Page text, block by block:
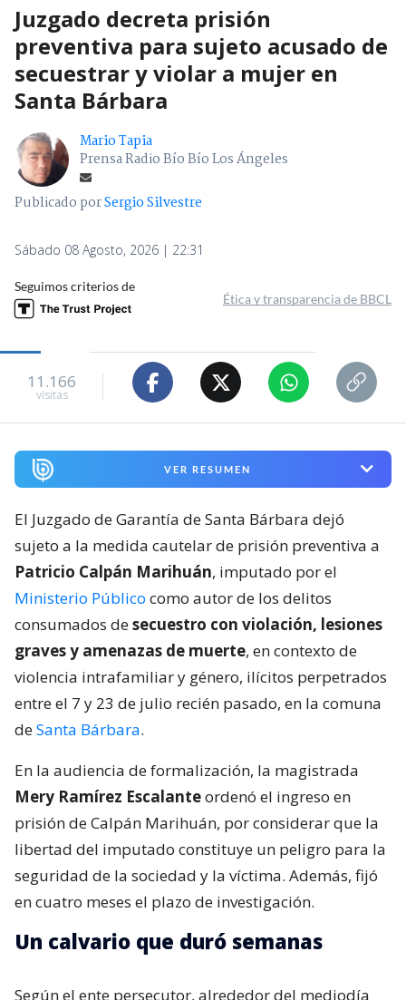
Juzgado decreta prisión
preventiva para sujeto acusado de
secuestrar y violar a mujer en
Santa Bárbara
Mario Tapia
Prensa Radio Bío Bío Los Ángeles
Publicado porSergio Silvestre
Sábado 08 Agosto, 2026 | 22:31
Seguimos criterios de
Ética y transparencia de BBCL
11.166
visitas
VER RESUMEN
El Juzgado de Garantía de Santa Bárbara dejó
sujeto a la medida cautelar de prisión preventiva a
Patricio Calpán Marihuán, imputado por el
Ministerio Público como autor de los delitos
consumados desecuestro con violación, lesiones
graves y amenazas de muerte, en contexto de
violencia intrafamiliar y género, ilícitos perpetrados
entre el 7 y 23 de julio recién pasado, en la comuna
deSanta Bárbara.
En la audiencia de formalización, la magistrada
Mery Ramírez Escalanteordenó el ingreso en
prisión de Calpán Marihuán, por considerar que la
libertad del imputado constituye un peligro para la
seguridad de la sociedad y la víctima. Además, fijó
en cuatro meses el plazo de investigación.
Un calvario que duró semanas
Según el ente persecutor, alrededor del mediodía